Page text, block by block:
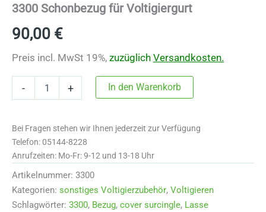
3300 Schonbezug für Voltigiergurt
90,00 €
Preis incl. MwSt 19%, zuzüglich Versandkosten.
-
Schonbezug
Menge
+ In den Warenkorb
Bei Fragen stehen wir Ihnen jederzeit zur Verfügung
Telefon: 05144-8228
Anrufzeiten: Mo-Fr: 9-12 und 13-18 Uhr
Artikelnummer: 3300
Kategorien: sonstiges Voltigierzubehör, Voltigieren
Schlagwörter: 3300, Bezug, cover surcingle, Lasse